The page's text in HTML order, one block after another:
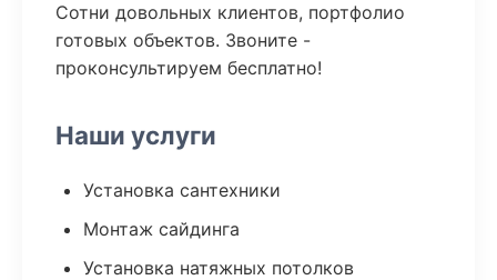
Сотни довольных клиентов, портфолио
готовых объектов. Звоните -
проконсультируем бесплатно!
Наши услуги
Установка сантехники
Монтаж сайдинга
Установка натяжных потолков